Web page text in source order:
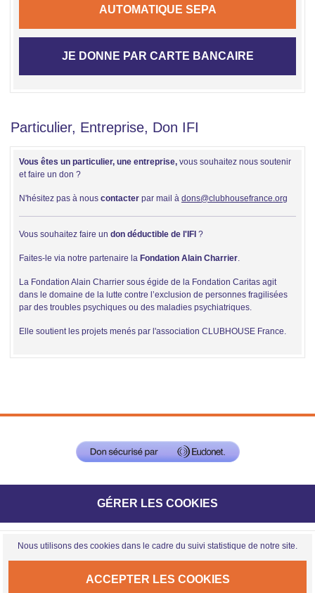
AUTOMATIQUE SEPA
JE DONNE PAR CARTE BANCAIRE
Particulier, Entreprise, Don IFI
Vous êtes un particulier, une entreprise, vous souhaitez nous soutenir
et faire un don ?
N'hésitez pas à nous contacter par mail à dons@clubhousefrance.org
Vous souhaitez faire un don déductible de l'IFI ?
Faites-le via notre partenaire la Fondation Alain Charrier.
La Fondation Alain Charrier sous égide de la Fondation Caritas agit
dans le domaine de la lutte contre l’exclusion de personnes fragilisées
par des troubles psychiques ou des maladies psychiatriques.
Elle soutient les projets menés par l'association CLUBHOUSE France.
GÉRER LES COOKIES
Nous utilisons des cookies dans le cadre du suivi statistique de notre site.
ACCEPTER LES COOKIES